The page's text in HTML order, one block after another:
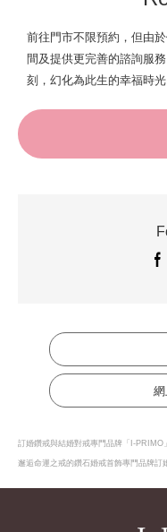
前往門市不限預約，但由
間及提供更完善的諮詢服
刻，幻化為此生的幸福時光
訂婚鑽戒與結婚對戒專門品牌「I-PRIMO
邂逅命運之戒的鑽石婚戒首飾專門品牌